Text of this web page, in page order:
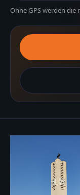
Ohne GPS werden die